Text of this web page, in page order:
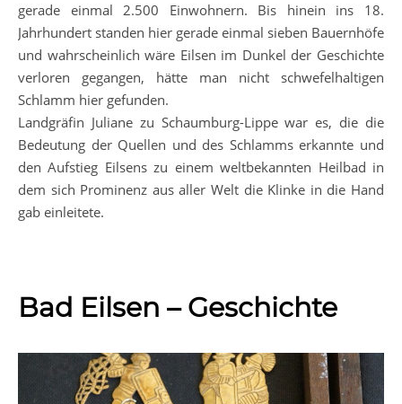
gerade einmal 2.500 Einwohnern. Bis hinein ins 18.
Jahrhundert standen hier gerade einmal sieben Bauernhöfe
und wahrscheinlich wäre Eilsen im Dunkel der Geschichte
verloren gegangen, hätte man nicht schwefelhaltigen
Schlamm hier gefunden.
Landgräfin Juliane zu Schaumburg-Lippe war es, die die
Bedeutung der Quellen und des Schlamms erkannte und
den Aufstieg Eilsens zu einem weltbekannten Heilbad in
dem sich Prominenz aus aller Welt die Klinke in die Hand
gab einleitete.
Bad Eilsen – Geschichte